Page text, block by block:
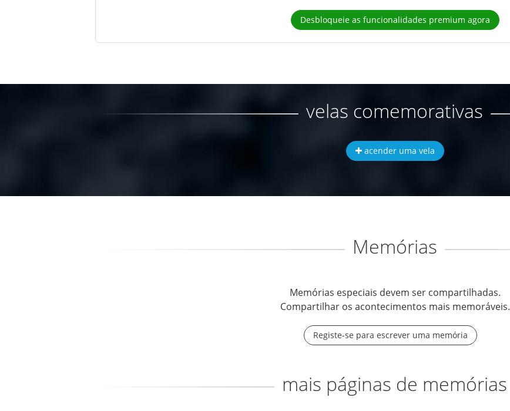
Desbloqueie as funcionalidades premium agora
velas comemorativas
acender uma vela
Memórias
Memórias especiais devem ser compartilhadas.
Compartilhar os acontecimentos mais memoráveis.
Registe-se para escrever uma memória
mais páginas de memórias